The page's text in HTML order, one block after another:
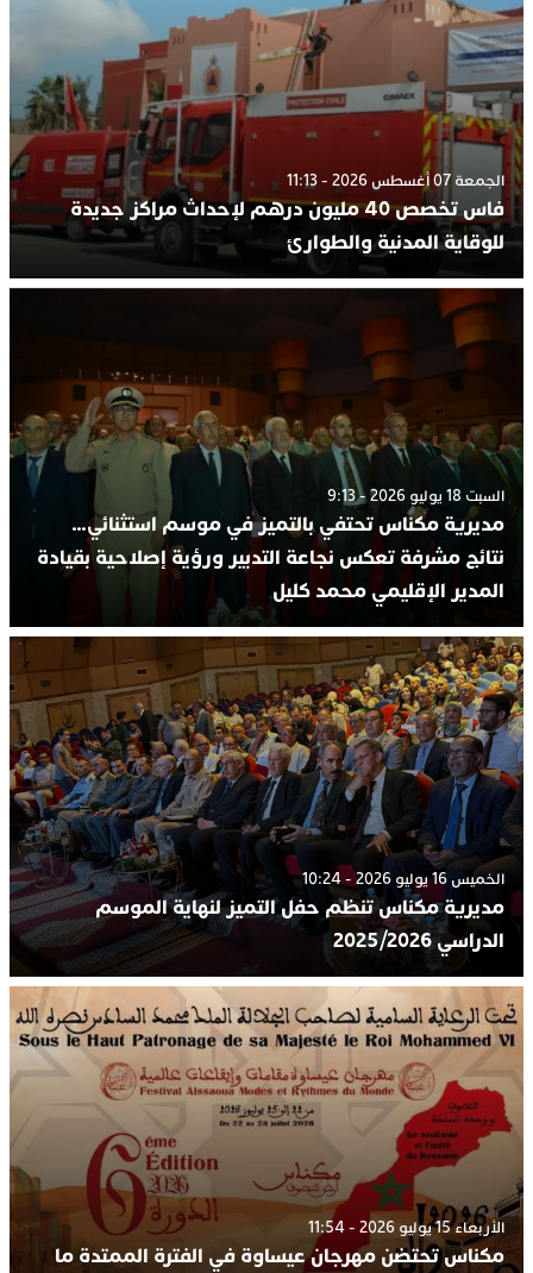
الجمعة 07 أغسطس 2026 - 11:13
فاس تخصص 40 مليون درهم لإحداث مراكز جديدة
للوقاية المدنية والطوارئ
السبت 18 يوليو 2026 - 9:13
مديرية مكناس تحتفي بالتميز في موسم استثنائي…
نتائج مشرفة تعكس نجاعة التدبير ورؤية إصلاحية بقيادة
المدير الإقليمي محمد كليل
الخميس 16 يوليو 2026 - 10:24
مديرية مكناس تنظم حفل التميز لنهاية الموسم
الدراسي 2025/2026
الأربعاء 15 يوليو 2026 - 11:54
مكناس تحتضن مهرجان عيساوة في الفترة الممتدة ما